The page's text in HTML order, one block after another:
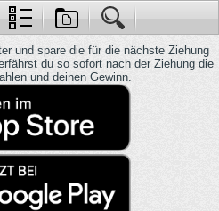
und spare die für die nächste Ziehung
du so sofort nach der Ziehung die
und deinen Gewinn.